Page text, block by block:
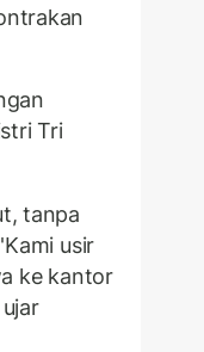
Tri
tanpa
usir
ke kantor